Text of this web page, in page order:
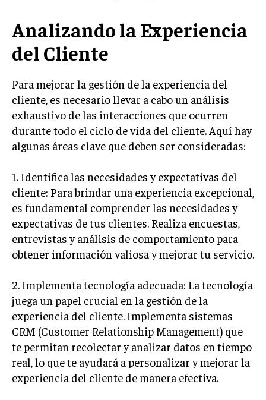
HABILIDADES DIRECTIVAS
EMPRENDIMIENTO
FINANZAS
FINANZAS Y CONTABILIDAD
GESTIÓN DE RECURSOS FINANCIEROS
CONTABILIDAD EMPRESARIAL
ECONOMÍA EMPRESARIAL
INTERNACIONAL
NEGOCIOS INTERNACIONALES
EXPANSIÓN GLOBAL
IMPORTACIÓN Y EXPORTACIÓN
ALIANZAS ESTRATÉGICAS
TECNOLOGIA
SOSTENIBILIDAD Y MEDIO AMBIENTE
Analizando la Experiencia
del Cliente
Para mejorar la gestión de la experiencia del
cliente, es necesario llevar a cabo un análisis
exhaustivo de las interacciones que ocurren
durante todo el ciclo de vida del cliente. Aquí hay
algunas áreas clave que deben ser consideradas:
1. Identifica las necesidades y expectativas del
cliente: Para brindar una experiencia excepcional,
es fundamental comprender las necesidades y
expectativas de tus clientes. Realiza encuestas,
entrevistas y análisis de comportamiento para
obtener información valiosa y mejorar tu servicio.
2. Implementa tecnología adecuada: La tecnología
juega un papel crucial en la gestión de la
experiencia del cliente. Implementa sistemas
CRM (Customer Relationship Management) que
te permitan recolectar y analizar datos en tiempo
real, lo que te ayudará a personalizar y mejorar la
experiencia del cliente de manera efectiva.